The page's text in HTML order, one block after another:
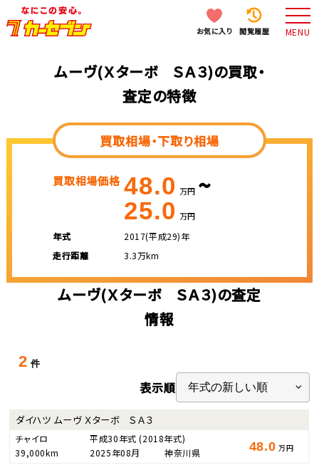
お気に入り 閲覧履歴 MENU
ムーヴ(Ｘターボ ＳＡ３)の買取・
査定の特徴
買取相場・下取り相場
買取相場価格 48.0 万円 ~
25.0 万円
年式
2017(平成29)年
走行距離
3.3万km
ムーヴ(Ｘターボ ＳＡ３)の査定
情報
2 件
表示順
ダイハツ ムーヴ Ｘターボ ＳＡ３
チャイロ 平成30年式(2018年式)
39,000km
2025年08月 神奈川県 48.0 万円